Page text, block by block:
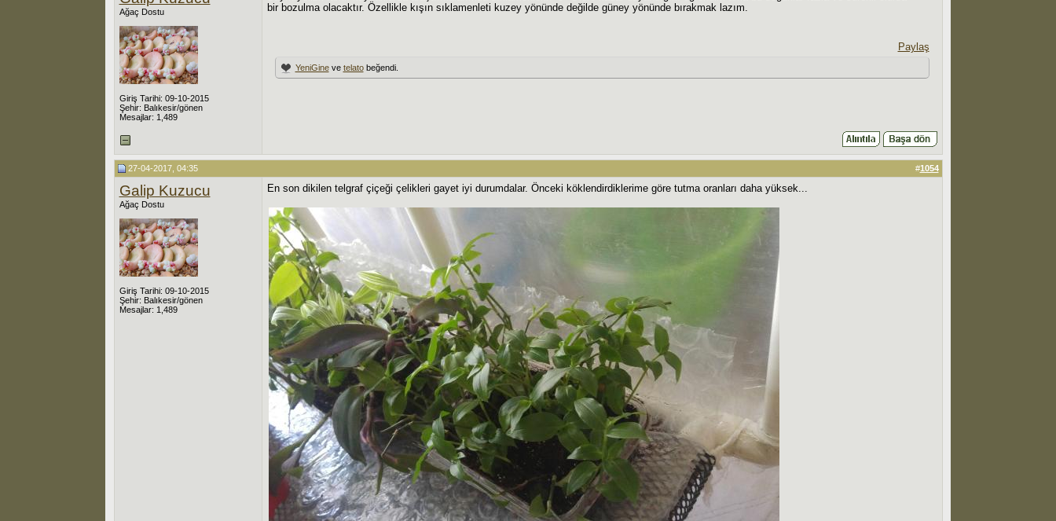
Ağaç Dostu
Giriş Tarihi: 09-10-2015
Şehir: Balıkesir/gönen
Mesajlar: 1,489
bir bozulma olacaktır. Özellikle kışın sıklamenleti kuzey yönünde değilde güney yönünde bırakmak lazım.
Paylaş
YeniGineve telatobeğendi.
27-04-2017, 04:35 #1054
Galip Kuzucu
Ağaç Dostu
Giriş Tarihi: 09-10-2015
Şehir: Balıkesir/gönen
Mesajlar: 1,489
En son dikilen telgraf çiçeği çelikleri gayet iyi durumdalar. Önceki köklendirdiklerime göre tutma oranları daha yüksek...